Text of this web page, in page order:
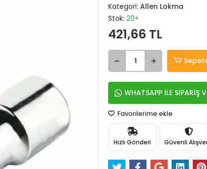
Kategori: Allen Lokma
Stok: 20+
421,66 TL
WHATSAPP İLE SİPARİŞ
Favorilerime ekle
Hızlı Gönderi Güvenli